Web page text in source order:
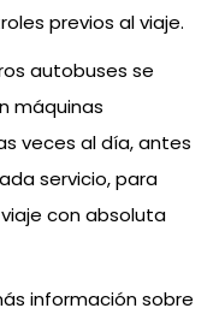
previos al viaje.
autobuses se
máquinas
veces al día, antes
servicio, para
con absoluta
información sobre